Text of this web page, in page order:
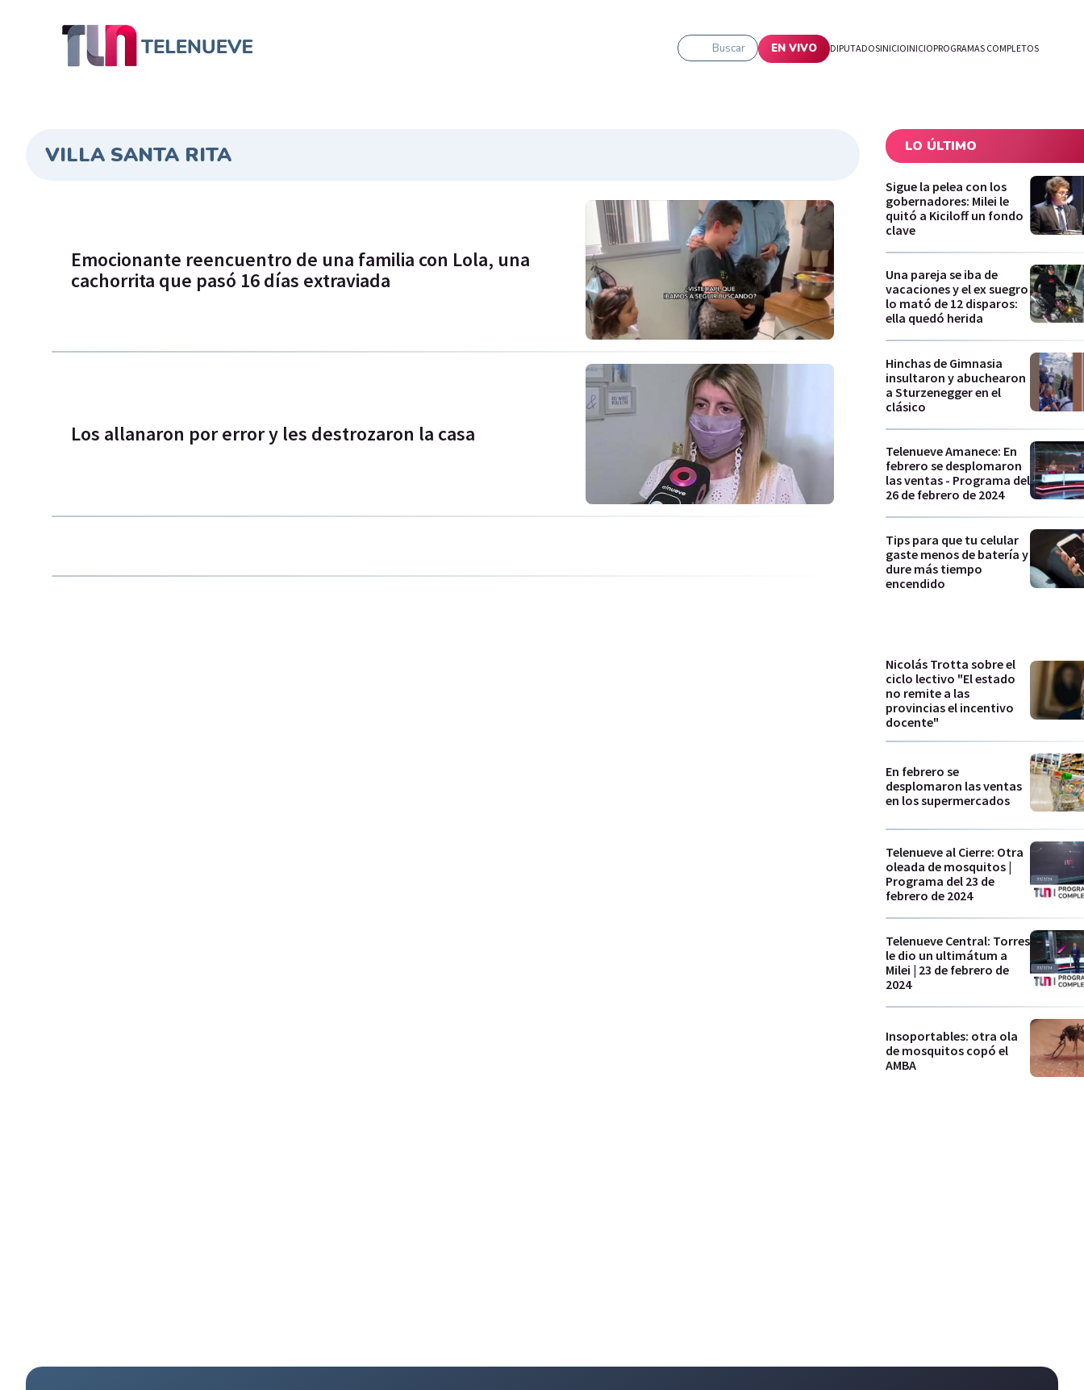
Buscar EN VIVO DIPUTADOSINICIOINICIOPROGRAMAS COMPLETOS
VILLA SANTA RITA
Emocionante reencuentro de una familia con Lola, una
cachorrita que pasó 16 días extraviada
Los allanaron por error y les destrozaron la casa
LO ÚLTIMO
Sigue la pelea con los
gobernadores: Milei le
quitó a Kiciloff un fondo
clave
Una pareja se iba de
vacaciones y el ex suegro
lo mató de 12 disparos:
ella quedó herida
Hinchas de Gimnasia
insultaron y abuchearon
a Sturzenegger en el
clásico
Telenueve Amanece: En
febrero se desplomaron
las ventas - Programa del
26 de febrero de 2024
Tips para que tu celular
gaste menos de batería y
dure más tiempo
encendido
Nicolás Trotta sobre el
ciclo lectivo "El estado
no remite a las
provincias el incentivo
docente"
En febrero se
desplomaron las ventas
en los supermercados
Telenueve al Cierre: Otra
oleada de mosquitos |
Programa del 23 de
febrero de 2024
Telenueve Central: Torres
le dio un ultimátum a
Milei | 23 de febrero de
2024
Insoportables: otra ola
de mosquitos copó el
AMBA